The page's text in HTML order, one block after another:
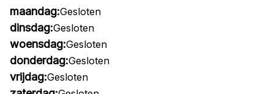
maandag:Gesloten
dinsdag:Gesloten
woensdag:Gesloten
donderdag:Gesloten
vrijdag:Gesloten